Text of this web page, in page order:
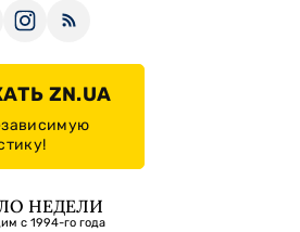
ZN.UA
НЕДЕЛИ
с 1994-го года